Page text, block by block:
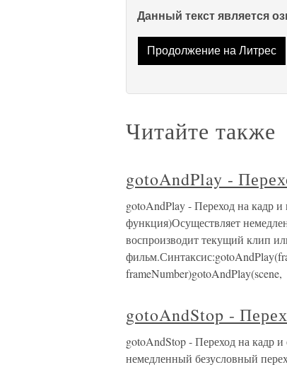
Данный текст является
Продолжение на Литрес
Читайте также
gotoAndPlay -
gotoAndPlay - Переход на кадр
функция)Осуществляет
воспроизводит текущий клип
frameNumber)gotoAndPlay(scene,
gotoAndStop -
gotoAndStop - Переход на кадр
немедленный безусловный